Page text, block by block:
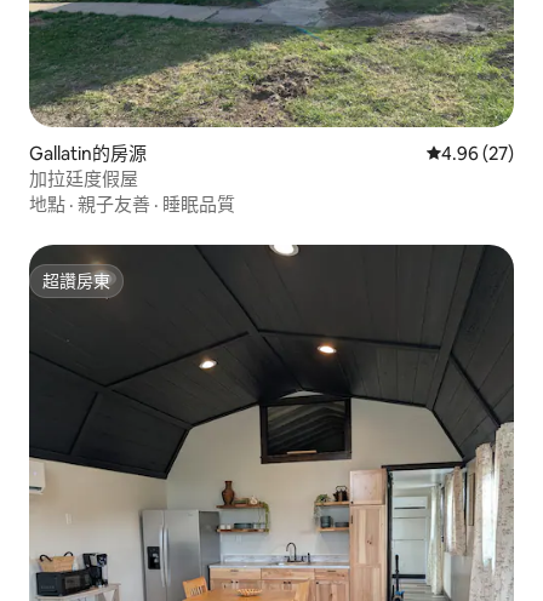
Gallatin的房源 從 27 則評價
4.96 (27)
加拉廷度假屋
地點 · 親子友善 · 睡眠品質
超讚房東
超讚房東